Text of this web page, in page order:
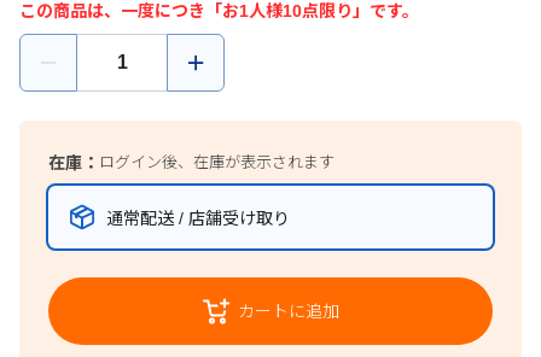
この商品は、一度につき「お1人様10点限り」です。
在庫： ログイン後、在庫が表示されます
通常配送 / 店舗受け取り
カートに追加